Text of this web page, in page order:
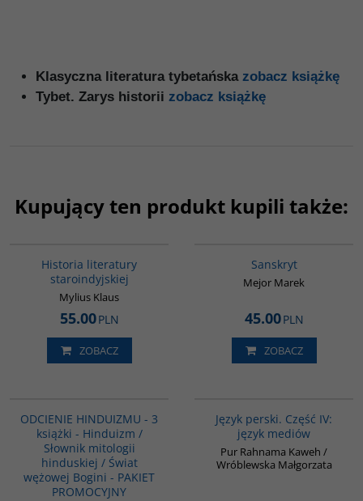
Klasyczna literatura tybetańska zobacz książkę
Tybet. Zarys historii zobacz książkę
Kupujący ten produkt kupili także:
Historia literatury
staroindyjskiej
Mylius Klaus
55.00PLN
ZOBACZ
Sanskryt
Mejor Marek
45.00PLN
ZOBACZ
ODCIENIE HINDUIZMU - 3
książki - Hinduizm /
Słownik mitologii
hinduskiej / Świat
wężowej Bogini - PAKIET
PROMOCYJNY
Język perski. Część IV:
język mediów
Pur Rahnama Kaweh /
Wróblewska Małgorzata